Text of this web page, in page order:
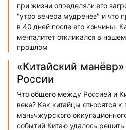
при жизни определяли его
"утро вечера мудренее" и что
в 40 дней после его кончины.
менталитет откликался в
прошлом
«Китайский
России
Что общего между Россией и
века? Как китайцы относятся
маньчжурского
событий Китаю удалось